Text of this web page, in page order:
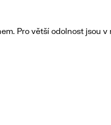
Pro větší odolnost jsou